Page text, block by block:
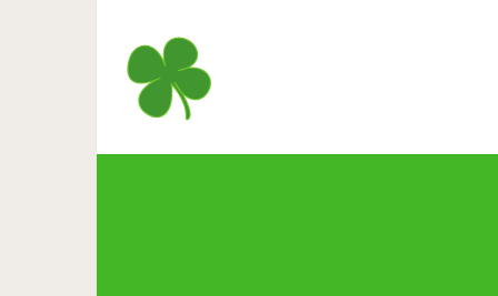
Как изменились актеры,